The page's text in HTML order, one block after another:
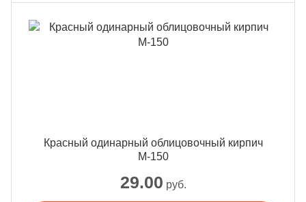
29.00 руб.
Красный одинарный облицовочный кирпич
М-150